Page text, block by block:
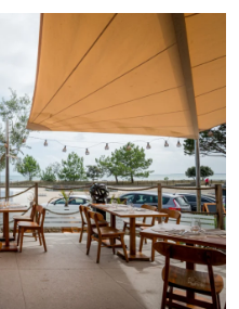
pour profiter
La Canopée profite
avec une vue